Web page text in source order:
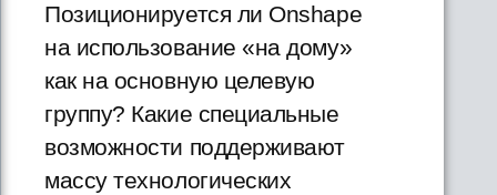
Позиционируется ли Onshape
на использование «на дому»
как на основную целевую
группу? Какие специальные
возможности поддерживают
массу технологических